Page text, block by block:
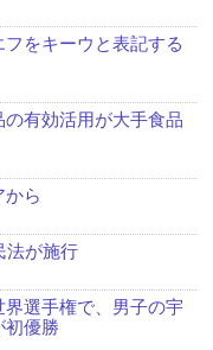
フをキーウと表記する
の有効活用が大手食品
ら
法が施行
界選手権で、男子の宇
初優勝